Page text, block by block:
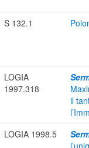
S 132.1
LOGIA
1997.318
il
LOGIA 1998.5